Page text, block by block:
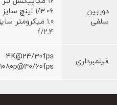
دوربین
سلفی
1/3.06 اینچ سایز سنسور
1.0 میکرومتر سایز پیکسل
f/2.4
فیلمبرداری
4K@24/30fps
1080p@30/60fps